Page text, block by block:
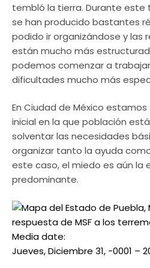
tembló la tierra. Durante este
se han producido bastantes
podido ir organizándose y las
están mucho más
podemos comenzar a
dificultades mucho más
En Ciudad de México
inicial en la que población
solventar las necesidades
organizar tanto la ayuda
este caso, el miedo es aún la
predominante.
Media date:
Jueves, Diciembre 31, -0001 –